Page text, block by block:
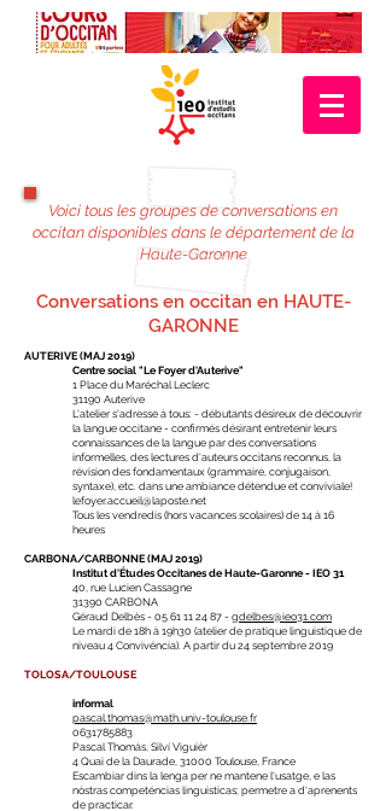
Voici tous les groupes de conversations en
occitan disponibles dans le département de la
Haute-Garonne
Conversations en occitan en HAUTE-
GARONNE
AUTERIVE (MAJ 2019)
Centre social "Le Foyer d'Auterive"
1 Place du Maréchal Leclerc
31190 Auterive
L'atelier s'adresse à tous: - débutants désireux de découvrir
la langue occitane - confirmés désirant entretenir leurs
connaissances de la langue par des conversations
informelles, des lectures d'auteurs occitans reconnus, la
révision des fondamentaux (grammaire, conjugaison,
syntaxe), etc. dans une ambiance détendue et conviviale!
lefoyer.accueil@laposte.net
Tous les vendredis (hors vacances scolaires) de 14 à 16
heures
CARBONA/CARBONNE (MAJ 2019)
Institut d'Études Occitanes de Haute-Garonne - IEO 31
40, rue Lucien Cassagne
31390 CARBONA
Géraud Delbès - 05 61 11 24 87 - gdelbes@ieo31.com
​Le mardi de 18h à 19h30 (atelier de pratique linguistique de
niveau 4 Convivéncia). A partir du 24 septembre 2019
TOLOSA/TOULOUSE
informal
pascal.thomas@math.univ-toulouse.fr
0631785883
Pascal Thomàs, Silví Viguièr
4 Quai de la Daurade, 31000 Toulouse, France
Escambiar dins la lenga per ne mantene l'usatge, e las
nòstras competéncias linguisticas; permetre a d'aprenents
de practicar.